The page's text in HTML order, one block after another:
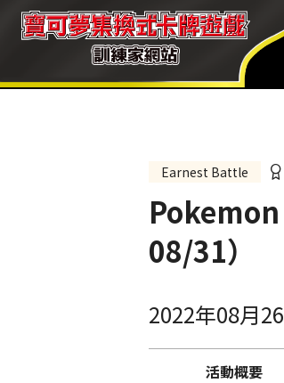
Earnest Battle
08/31）
2022年08月
活動概要